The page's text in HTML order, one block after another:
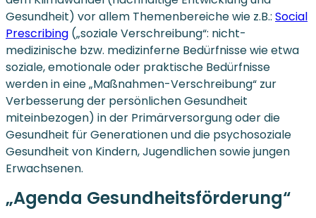
Gesundheit) vor allem Themenbereiche wie z.B.: Social
Prescribing („soziale Verschreibung“: nicht-
medizinische bzw. medizinferne Bedürfnisse wie etwa
soziale, emotionale oder praktische Bedürfnisse
werden in eine „Maßnahmen-Verschreibung“ zur
Verbesserung der persönlichen Gesundheit
miteinbezogen) in der Primärversorgung oder die
Gesundheit für Generationen und die psychosoziale
Gesundheit von Kindern, Jugendlichen sowie jungen
Erwachsenen.
„Agenda Gesundheitsförderung“